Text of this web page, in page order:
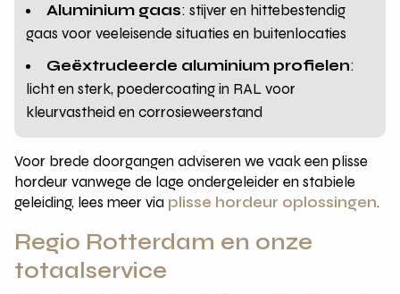
Aluminium gaas: stijver en hittebestendig
gaas voor veeleisende situaties en buitenlocaties
Geëxtrudeerde aluminium profielen:
licht en sterk, poedercoating in RAL voor
kleurvastheid en corrosieweerstand
Voor brede doorgangen adviseren we vaak een plisse
hordeur vanwege de lage ondergeleider en stabiele
geleiding, lees meer via plisse hordeur oplossingen.
Regio Rotterdam en onze
totaalservice